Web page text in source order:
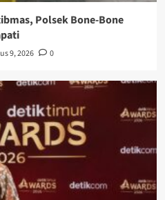
Polsek Bone-Bone
9, 2026 0